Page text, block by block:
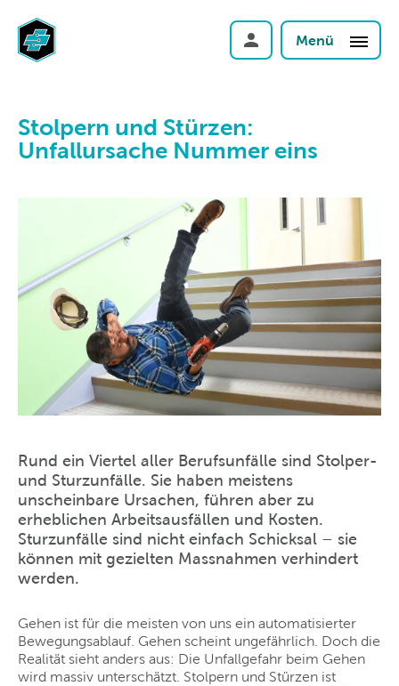
Menü
Stolpern und Stürzen:
Unfallursache Nummer eins
Rund ein Viertel aller Berufsunfälle sind Stolper-
und Sturzunfälle. Sie haben meistens
unscheinbare Ursachen, führen aber zu
erheblichen Arbeitsausfällen und Kosten.
Sturzunfälle sind nicht einfach Schicksal – sie
können mit gezielten Massnahmen verhindert
werden.
Gehen ist für die meisten von uns ein automatisierter
Bewegungsablauf. Gehen scheint ungefährlich. Doch die
Realität sieht anders aus: Die Unfallgefahr beim Gehen
wird massiv unterschätzt. Stolpern und Stürzen ist